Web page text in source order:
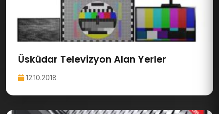
Üsküdar Televizyon Alan Yerler
12.10.2018